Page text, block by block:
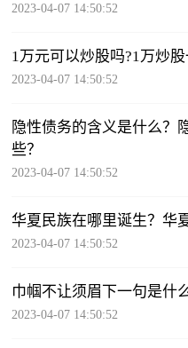
2023-04-07 14:50:52
1万元可以炒股吗?1万炒
2023-04-07 14:50:52
隐性债务的含义是什么？
些？
2023-04-07 14:50:52
华夏民族在哪里诞生？华
2023-04-07 14:50:52
巾帼不让须眉下一句是什
2023-04-07 14:50:52